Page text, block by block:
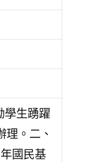
學生踴躍
。二、
國民基